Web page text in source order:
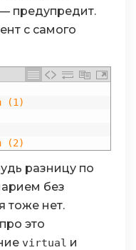
предупредит.
с самого
(1)
(2)
разницу по
без
тоже нет.
это
virtual и